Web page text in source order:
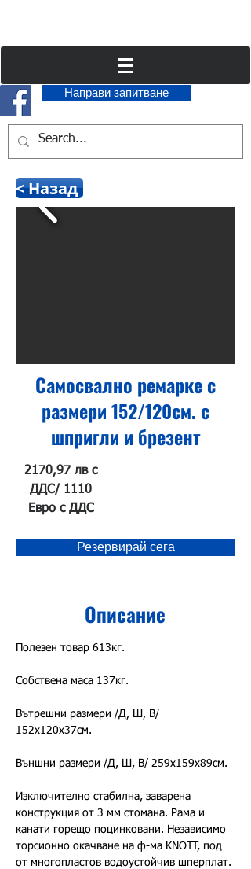
Направи запитване
< Назад
Самосвално ремарке с
размери 152/120см. с
шпригли и брезент
2170,97 лв с
ДДС/ 1110
Евро с ДДС
Резервирай сега
Описание
Полезен товар 613кг.
Собствена маса 137кг.
Вътрешни размери /Д, Ш, В/
152х120х37см.
Външни размери /Д, Ш, В/ 259х159х89см.
Изключително стабилна, заварена
конструкция от 3 мм стомана. Рама и
канати горещо поцинковани. Независимо
торсионно окачване на ф-ма KNOTT, под
от многопластов водоустойчив шперплат.